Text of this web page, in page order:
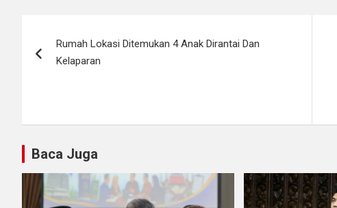
posRumah Lokasi Ditemukan 4 Anak Dirantai Dan
Kelaparan
Baca Juga